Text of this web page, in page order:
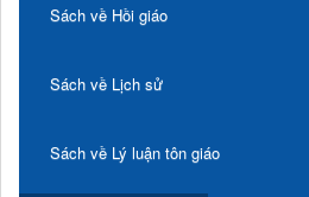
Sách về Hồi giáo
Sách về Lịch sử
Sách về Lý luận tôn giáo